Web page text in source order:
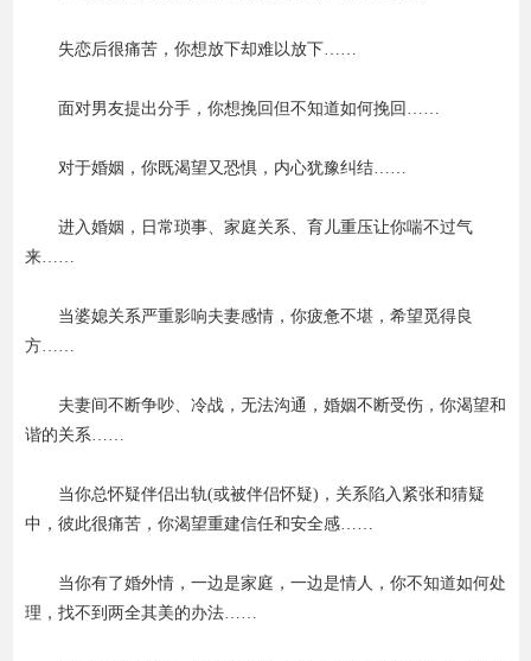
失恋后很痛苦，你想放下却难以放下……
面对男友提出分手，你想挽回但不知道如何挽回……
对于婚姻，你既渴望又恐惧，内心犹豫纠结……
进入婚姻，日常琐事、家庭关系、育儿重压让你喘不过气
来……
当婆媳关系严重影响夫妻感情，你疲惫不堪，希望觅得良
方……
夫妻间不断争吵、冷战，无法沟通，婚姻不断受伤，你渴望和
谐的关系……
当你总怀疑伴侣出轨(或被伴侣怀疑)，关系陷入紧张和猜疑
中，彼此很痛苦，你渴望重建信任和安全感……
当你有了婚外情，一边是家庭，一边是情人，你不知道如何处
理，找不到两全其美的办法……